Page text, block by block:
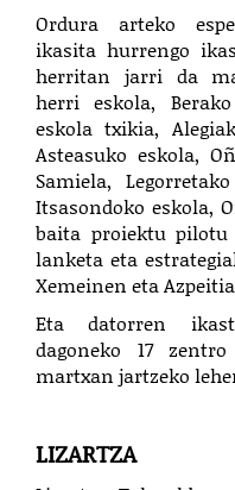
Ordura arteko
ikasita hurrengo
herritan jarri da
herri eskola,
eskola txikia,
Asteasuko eskola,
Samiela,
Itsasondoko eskola,
baita proiektu
lanketa eta
Xemeinen eta
Eta datorren
dagoneko 17
martxan jartzeko
LIZARTZA